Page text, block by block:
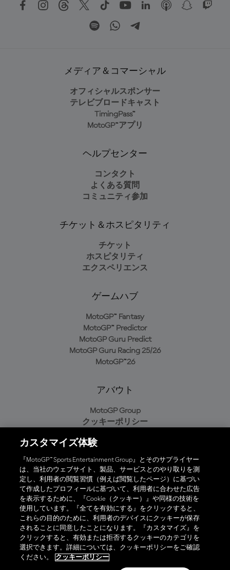
メディア＆コマーシャル
オフィシャルスポンサー
テレビブロードキャスト
TimingPass™
MotoGP™アプリ
ヘルプセンター
コンタクト
よくある質問
コミュニティ参加
チケット＆ホスピタリティ
チケット
ホスピタリティ
エクスペリエンス
ゲームハブ
MotoGP™ Fantasy
MotoGP™ Predictor
MotoGP Guru Predict
MotoGP Guru Racing 25/26
MotoGP™26
アバウト
MotoGP Group
クッキーポリシー
プライバシーポリシー
購入ポリシー
オフィシャルアプリ
© 2026 MotoGP Sports Entertainment Group. 全著作権所有。全ての
商標はそれぞれの所有者に帰属。
カスタマイズ体験
『MotoGP™ Sports Entertainment Group』とそのサプライヤー
は、当社のウェブサイト、製品、サービスとのやり取りを測
定し、利用者の閲覧習慣（例えば閲覧したページ）に基づい
て作成したプロフィールに基づいて、利用者に合わせた広告
を表示するために、『Cookie（クッキー）』や同様の技術を
使用しています。『全てを有効にする』をクリックすると、
これらの目的のために、利用者のデバイスにクッキーが保存
されることに同意したことになります。『カスタマイズ』を
クリックすると、有効または拒否するクッキーのカテゴリを
選択できます。詳細については、クッキーポリシーをご確認
ください。
クッキーポリシー